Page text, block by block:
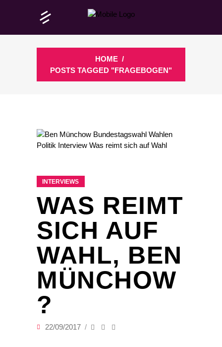
HOME /
POSTS TAGGED "FRAGEBOGEN"
INTERVIEWS
WAS REIMT
SICH AUF
WAHL, BEN
MÜNCHOW
?
22/09/2017